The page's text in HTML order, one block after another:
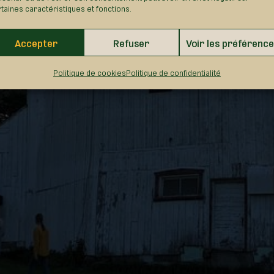
caractéristiques et fonctions.
Accepter Refuser Voir les
Politique de cookiesPolitique de confidentialité